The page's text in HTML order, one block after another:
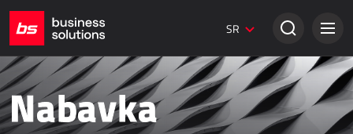
SR
Dynamics 365 Marketing
Digitalni marketing
Umbraco web stranice
Kreativna rešenja
TRADICIONALNA PRODAJA
Nabavka